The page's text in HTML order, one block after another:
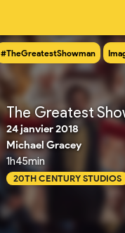
#TheGreatestShowman
The Greatest
24 janvier 2018
Michael Gracey
1h45min
20TH CENTURY STUDIOS